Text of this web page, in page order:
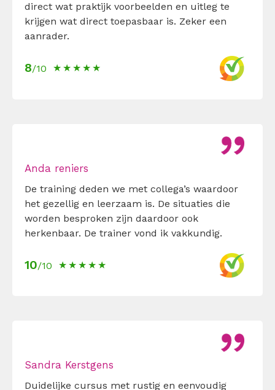
direct wat praktijk voorbeelden en uitleg te
krijgen wat direct toepasbaar is. Zeker een
aanrader.
8/10
Anda reniers
De training deden we met collega’s waardoor
het gezellig en leerzaam is. De situaties die
worden besproken zijn daardoor ook
herkenbaar. De trainer vond ik vakkundig.
10/10
Sandra Kerstgens
Duidelijke cursus met rustig en eenvoudig